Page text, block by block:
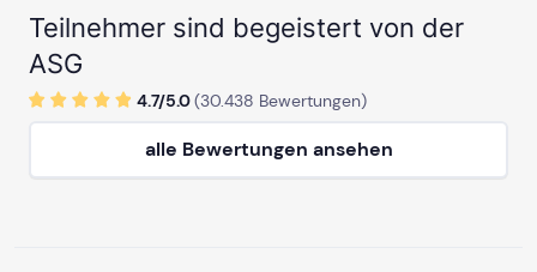
Teilnehmer sind begeistert von der
ASG
4.7/5.0(30.438 Bewertungen)
alle Bewertungen ansehen